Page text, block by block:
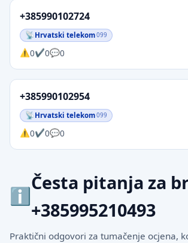
+385990102724
Hrvatski telekom099
0 0 0
+385990102954
Hrvatski telekom099
0 0 0
Česta pitanja za
+385995210493
Praktični odgovori za tumačenje ocjena,